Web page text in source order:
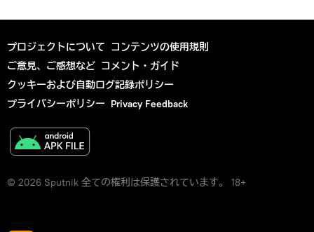
プロジェクトについて コンテンツの使用規則
ご意見、ご感想など コメント・ガイド
クッキーおよび自動ログ記録ポリシー
プライバシーポリシー Privacy Feedback
© 2026 Sputnik 全ての権利は保護されています。 18+